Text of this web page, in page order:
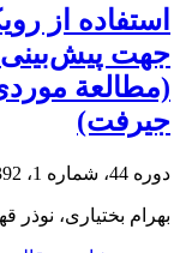
استفاده از
جهت
(مطالعة
جیرفت)
دوره 44، شماره 1، 1392، صفحه
بهرام بختیاری،